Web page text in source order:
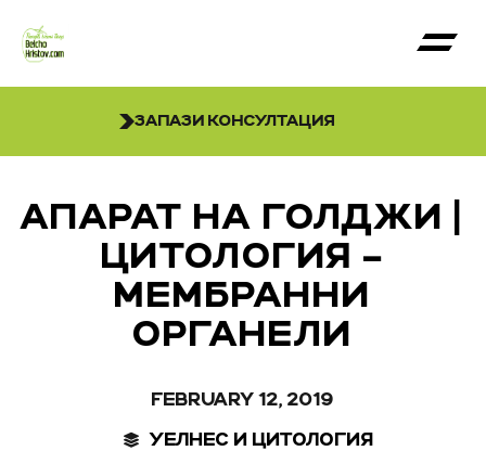
ЗАПАЗИ КОНСУЛТАЦИЯ
АПАРАТ НА ГОЛДЖИ |
ЦИТОЛОГИЯ –
МЕМБРАННИ
ОРГАНЕЛИ
FEBRUARY 12, 2019
УЕЛНЕС И ЦИТОЛОГИЯ